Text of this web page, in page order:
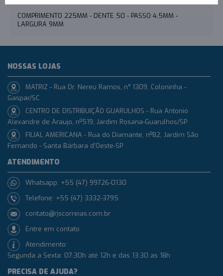
COMPRIMENTO 225MM - DENTE 50 - PASSO 4,5MM -
LARGURA 9MM
NOSSAS LOJAS
MATRIZ - Rua Dr. Nereu Ramos, n° 1309, Coloninha -
Gaspar/SC
CENTRO DE DISTRIBUIÇÃO GUARULHOS - Rua Antonio
Alexandre de Araujo, nº519, Jardim Rosana-Guarulhos/SP
FILIAL AMERICANA - Rua do Diamante, nº82, Jardim São
Fernando - Santa Bárbara d'Oeste-SP
ATENDIMENTO
Whatsapp: +55 (47) 99726-0130
Telefone: +55 (47) 3332-3795
contato@rjscorreias.com.br
Entre em contato
Atendimento:
Segunda a Sexta: 07:30h até 12h e das 13:30 as 18h
PRECISA DE AJUDA?